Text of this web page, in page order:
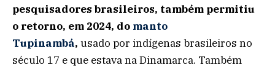
pesquisadores brasileiros, também permitiu
o retorno, em 2024, do manto
Tupinambá, usado por indígenas brasileiros no
século 17 e que estava na Dinamarca. Também